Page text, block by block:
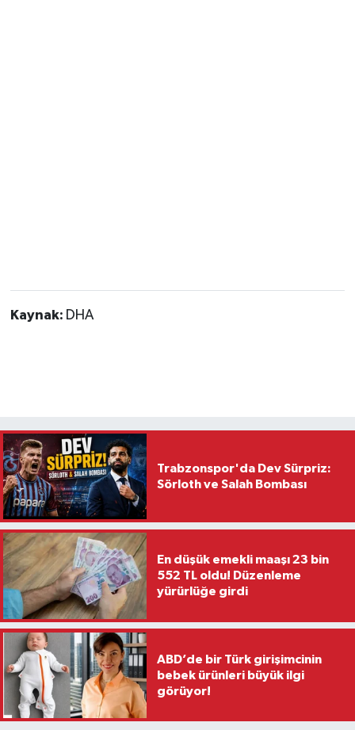
Kaynak: DHA
Trabzonspor'da Dev Sürpriz:
Sörloth ve Salah Bombası
En düşük emekli maaşı 23 bin
552 TL oldu! Düzenleme
yürürlüğe girdi
ABD’de bir Türk girişimcinin
bebek ürünleri büyük ilgi
görüyor!